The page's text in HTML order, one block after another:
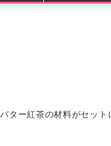
ター紅茶の材料がセット